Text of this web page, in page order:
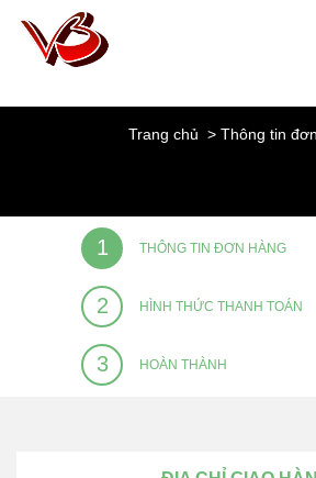
Trang chủ Thông tin
1 THÔNG TIN ĐƠN HÀNG
2 HÌNH THỨC THANH TOÁN
3 HOÀN THÀNH